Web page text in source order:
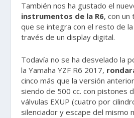
También nos ha gustado el
instrumentos de la R6, con un
que se integra con el resto de
través de un display digital.
Todavía no se ha desvelado la
la Yamaha YZF R6 2017,
cinco más que la versión
siendo de 500 cc. con pistones
válvulas EXUP (cuatro por
silenciador y escape del mismo